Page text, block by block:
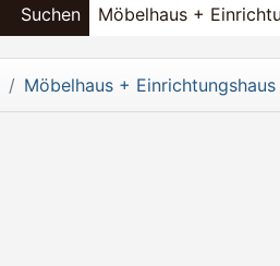
Suchen Möbelhaus +
Möbelhaus + Einrichtungshaus